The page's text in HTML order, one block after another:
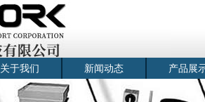
关于我们 新闻动态 产品展